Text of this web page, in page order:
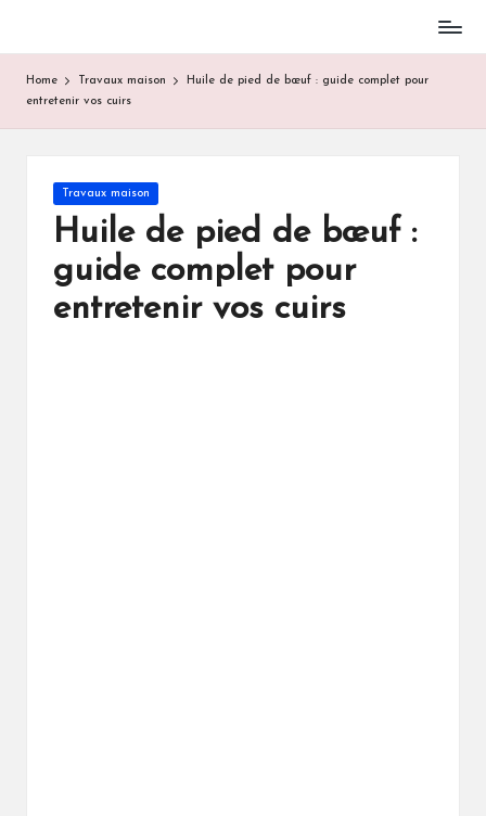
content
Home Travaux maison
Huile de pied de bœuf : guide complet pour
entretenir vos cuirs
Posted
in
Travaux maison
Huile de pied de bœuf :
guide complet pour
entretenir vos cuirs